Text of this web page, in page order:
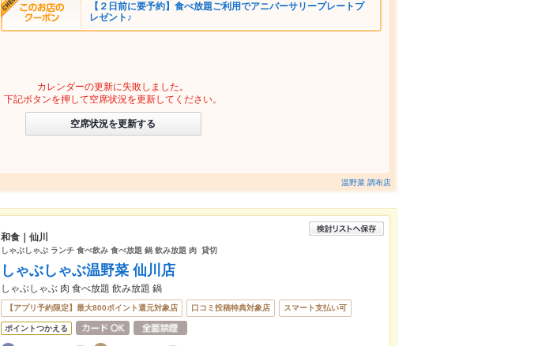
【２日前に要予約】食べ放題ご利用でアニバーサリープレートプ
レゼント♪
カレンダーの更新に失敗しました。
下記ボタンを押して空席状況を更新してください。
空席状況を更新する
温野菜 調布店
和食｜仙川
しゃぶしゃぶ ランチ 食べ飲み 食べ放題 鍋 飲み放題 肉 貸切
しゃぶしゃぶ温野菜 仙川店
しゃぶしゃぶ 肉 食べ放題 飲み放題 鍋
【アプリ予約限定】最大800ポイント還元対象店 口コミ投稿特典対象店 スマート支払い可
ポイントつかえる